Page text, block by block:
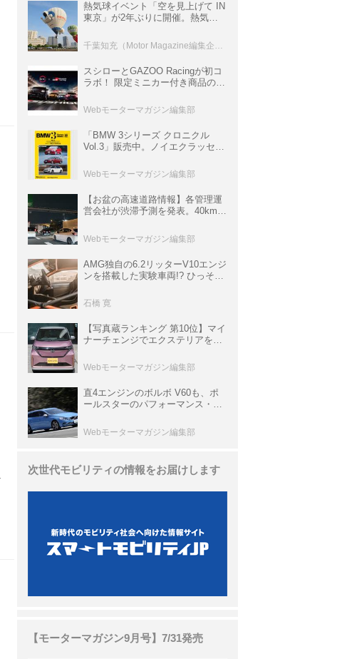
熱気球イベント「空を見上げて IN
東京」が2年ぶりに開催。熱気球
室などのコンテンツも
スシローとGAZOO Racingが初コ
ラボ！ 限定ミニカー付き商品の
ト体験があたる抽選企画などを展
開
Webモーターマガジン編集部
「BMW 3シリーズ クロニクル
Vol.3」販売中。ノイエクラッセか
ムック
Webモーターマガジン編集部
【お盆の高速道路情報】各管理運
営会社が渋滞予測を発表。40km以
数ある
Webモーターマガジン編集部
AMG独自の6.2リッターV10エンジ
ンを搭載した実験車両!? ひっそり
P900 プロトタイプ」とは
石橋 寛
【写真蔵ランキング 第10位】マイ
ナーチェンジでエクステリアを刷
クラ」
Webモーターマガジン編集部
直4エンジンのボルボ V60も、ポ
ールスターのパフォーマンス・パ
と昔の新車】
Webモーターマガジン編集部
次世代モビリティの情報をお届けします
【モーターマガジン9月号】7/31発売